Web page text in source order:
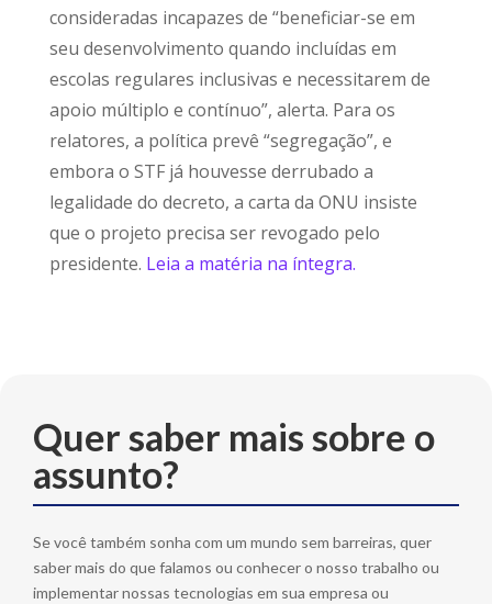
consideradas incapazes de “beneficiar-se em
seu desenvolvimento quando incluídas em
escolas regulares inclusivas e necessitarem de
apoio múltiplo e contínuo”, alerta. Para os
relatores, a política prevê “segregação”, e
embora o STF já houvesse derrubado a
legalidade do decreto, a carta da ONU insiste
que o projeto precisa ser revogado pelo
presidente. Leia a matéria na íntegra.
Quer saber mais sobre o
assunto?
Se você também sonha com um mundo sem barreiras, quer
saber mais do que falamos ou conhecer o nosso trabalho ou
implementar nossas tecnologias em sua empresa ou